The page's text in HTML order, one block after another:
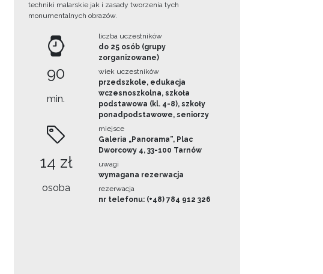
techniki malarskie jak i zasady tworzenia tych
monumentalnych obrazów.
90
min.
14 zł
osoba
liczba uczestników
do 25 osób (grupy
zorganizowane)
wiek uczestników
przedszkole, edukacja
wczesnoszkolna, szkoła
podstawowa (kl. 4-8), szkoły
ponadpodstawowe, seniorzy
miejsce
Galeria „Panorama”, Plac
Dworcowy 4, 33-100 Tarnów
uwagi
wymagana rezerwacja
rezerwacja
nr telefonu: (+48) 784 912 326